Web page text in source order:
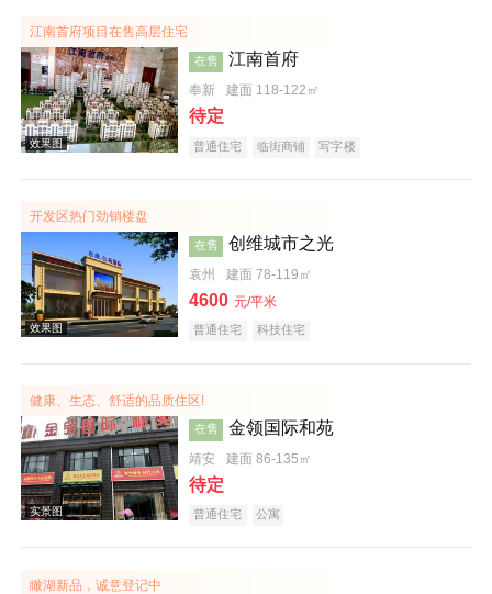
效果图
江南首府项目在售高层住宅
在售 江南首府
奉新 建面 118-122㎡
待定
普通住宅 临街商铺 写字楼
开发区热门劲销楼盘
在售 创维城市之光
袁州 建面 78-119㎡
4600 元/平米
普通住宅 科技住宅
健康、生态、舒适的品质住区!
在售 金领国际和苑
靖安 建面 86-135㎡
待定
普通住宅 公寓
瞰湖新品，诚意登记中